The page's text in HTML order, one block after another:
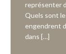
représenter
Quels sont
engendrent
dans […]